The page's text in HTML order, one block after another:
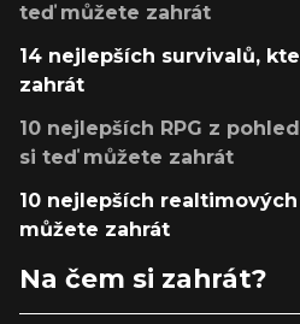
teď můžete zahrát
14 nejlepších survivalů,
zahrát
10 nejlepších RPG z
si teď můžete zahrát
10 nejlepších
můžete zahrát
Na čem si zahrát?